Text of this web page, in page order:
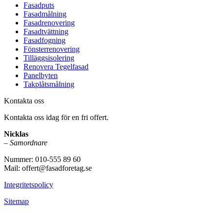
Fasadputs
Fasadmålning
Fasadrenovering
Fasadtvättning
Fasadfogning
Fönsterrenovering
Tilläggsisolering
Renovera Tegelfasad
Panelbyten
Takplåtsmålning
Kontakta oss
Kontakta oss idag för en fri offert.
Nicklas
– Samordnare
Nummer: 010-555 89 60
Mail: offert@fasadforetag.se
Integritetspolicy
Sitemap